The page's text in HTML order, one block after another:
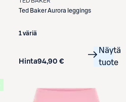
Ted BakerAurora leggings
1 väriä
Hinta94,90 €
Näytä
tuote